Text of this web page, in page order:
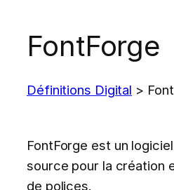
FontForge
Définitions Digital >
FontForge est un
source pour la création
de polices.